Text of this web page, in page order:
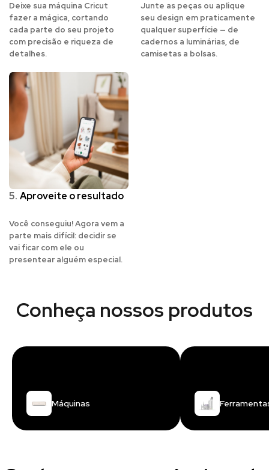
Deixe sua máquina Cricut
fazer a mágica, cortando
cada parte do seu projeto
com precisão e riqueza de
detalhes.
Junte as peças ou aplique
seu design em praticamente
qualquer superfície — de
cadernos a luminárias, de
camisetas a bolsas.
5. Aproveite o resultado
Você conseguiu! Agora vem a
parte mais difícil: decidir se
vai ficar com ele ou
presentear alguém especial.
Conheça nossos produtos
Máquinas